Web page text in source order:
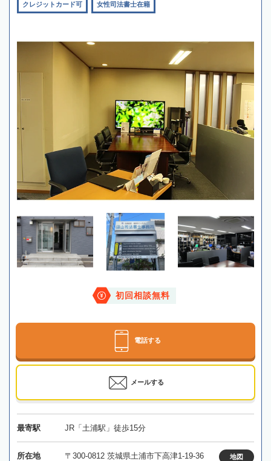
クレジットカード可 女性司法書士在籍
初回相談無料
電話する
メールする
最寄駅 JR「土浦駅」徒歩15分
所在地 〒300-0812 茨城県土浦市下高津1-19-36 地図